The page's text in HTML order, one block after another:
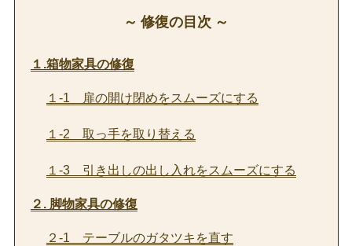
～ 修復の目次 ～
１.箱物家具の修復
１-1 扉の開け閉めをスムーズにする
１-2 取っ手を取り替える
１-3 引き出しの出し入れをスムーズにする
２. 脚物家具の修復
２-1 テーブルのガタツキを直す